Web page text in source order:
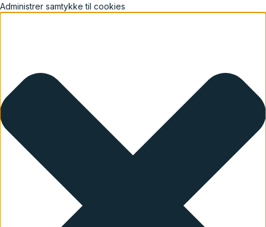
Administrer samtykke til cookies